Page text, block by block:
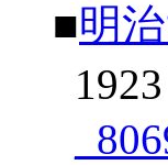
■明